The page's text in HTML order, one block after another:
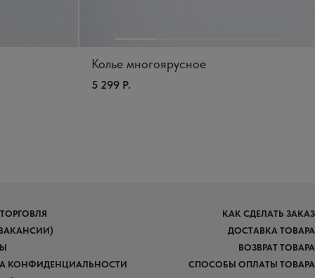
Колье многоярусное
5 299 Р.
КОНФИДЕНЦИАЛЬНОСТИ
КАК СДЕЛАТЬ ЗАКАЗ
ДОСТАВКА ТОВАРА
ВОЗВРАТ ТОВАРА
СПОСОБЫ ОПЛАТЫ ТОВАРА